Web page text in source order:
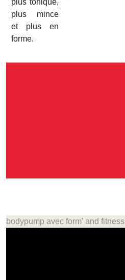
plus mince
et plus en
forme.
bodypump avec form' and fitness